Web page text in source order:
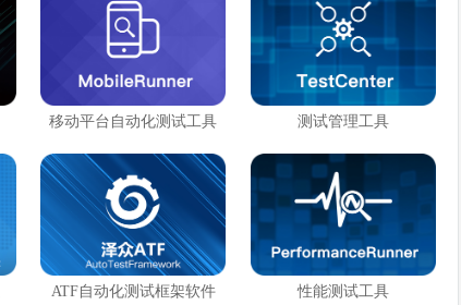
移动平台自动化测试工具 测试管理工具
ATF自动化测试框架软件 性能测试工具